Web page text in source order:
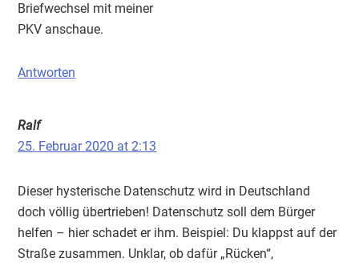
Briefwechsel mit meiner
PKV anschaue.
Antworten
Ralf
25. Februar 2020 at 2:13
Dieser hysterische Datenschutz wird in Deutschland
doch völlig übertrieben! Datenschutz soll dem Bürger
helfen – hier schadet er ihm. Beispiel: Du klappst auf der
Straße zusammen. Unklar, ob dafür „Rücken“,